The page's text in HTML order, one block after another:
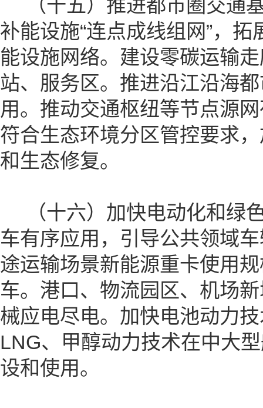
（十五）推进都市圈交通
补能设施“连点成线组网”，
能设施网络。建设零碳运输
站、服务区。推进沿江沿海
用。推动交通枢纽等节点源
符合生态环境分区管控要求
和生态修复。
（十六）加快电动化和绿
车有序应用，引导公共领域
途运输场景新能源重卡使用
车。港口、物流园区、机场
械应电尽电。加快电池动力
LNG、甲醇动力技术在中大
设和使用。